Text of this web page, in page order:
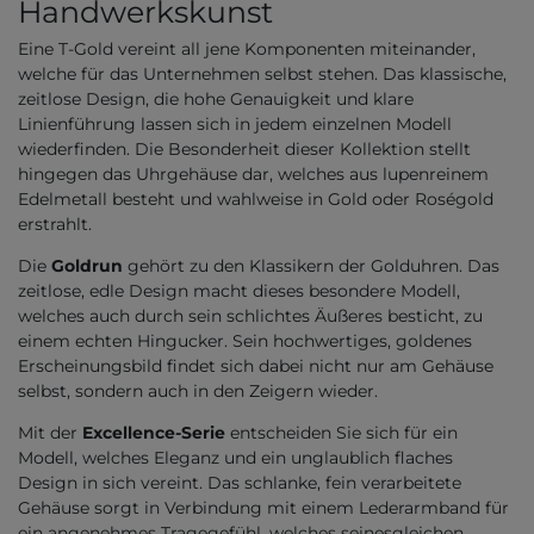
Handwerkskunst
Eine T-Gold vereint all jene Komponenten miteinander,
welche für das Unternehmen selbst stehen. Das klassische,
zeitlose Design, die hohe Genauigkeit und klare
Linienführung lassen sich in jedem einzelnen Modell
wiederfinden. Die Besonderheit dieser Kollektion stellt
hingegen das Uhrgehäuse dar, welches aus lupenreinem
Edelmetall besteht und wahlweise in Gold oder Roségold
erstrahlt.
Die Goldrun gehört zu den Klassikern der Golduhren. Das
zeitlose, edle Design macht dieses besondere Modell,
welches auch durch sein schlichtes Äußeres besticht, zu
einem echten Hingucker. Sein hochwertiges, goldenes
Erscheinungsbild findet sich dabei nicht nur am Gehäuse
selbst, sondern auch in den Zeigern wieder.
Mit der Excellence-Serie entscheiden Sie sich für ein
Modell, welches Eleganz und ein unglaublich flaches
Design in sich vereint. Das schlanke, fein verarbeitete
Gehäuse sorgt in Verbindung mit einem Lederarmband für